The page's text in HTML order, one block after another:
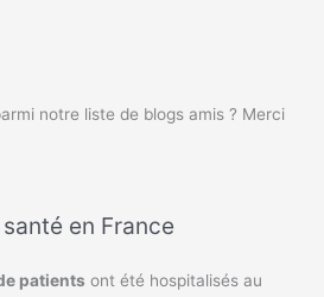
notre liste de blogs amis ? Merci
en France
patients ont été hospitalisés au